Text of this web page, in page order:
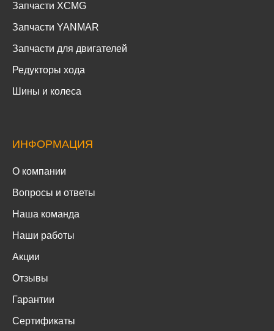
Запчасти XCMG
Запчасти YANMAR
Запчасти для двигателей
Редукторы хода
Шины и колеса
ИНФОРМАЦИЯ
О компании
Вопросы и ответы
Наша команда
Наши работы
Акции
Отзывы
Гарантии
Сертификаты